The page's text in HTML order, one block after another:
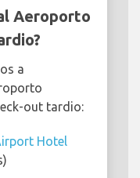
Aeroporto
a
out tardio:
Hotel